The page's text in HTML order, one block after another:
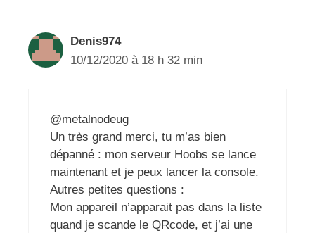
Denis974
10/12/2020 à 18 h 32 min
@metalnodeug
Un très grand merci, tu m’as bien
dépanné : mon serveur Hoobs se lance
maintenant et je peux lancer la console.
Autres petites questions :
Mon appareil n’apparait pas dans la liste
quand je scande le QRcode, et j’ai une